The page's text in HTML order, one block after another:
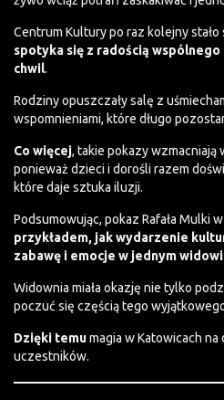
Centrum Kultury po raz kolejny stało
spotyka się z radością
chwil.
Rodziny opuszczały salę z
wspomnieniami, które długo
Co więcej, takie pokazy
ponieważ dzieci i dorośli razem
które daje sztuka iluzji.
Podsumowując, pokaz Rafała Mulki
przykładem, jak wydarzenie
zabawę i emocje w jednym
Widownia miała okazję nie tylko
poczuć się częścią tego
Dzięki temumagia w Katowicach
uczestników.